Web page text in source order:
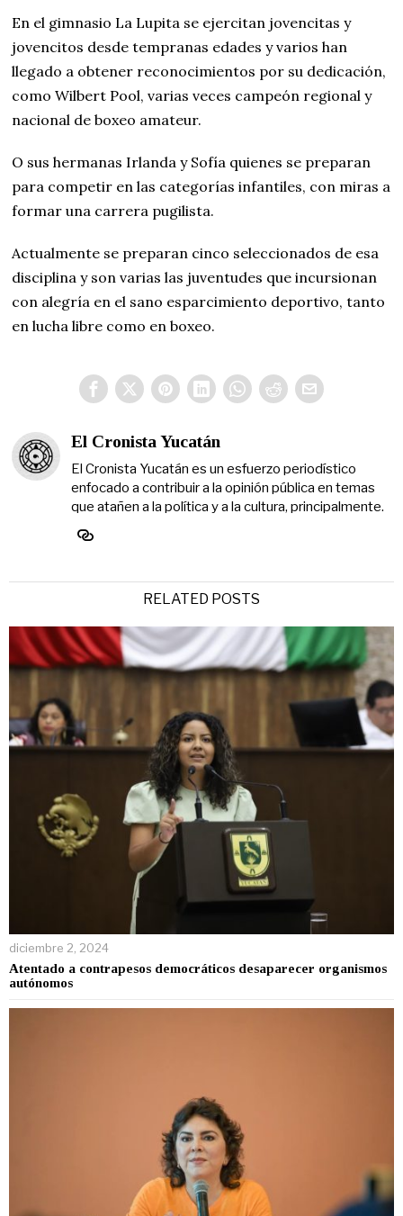
En el gimnasio La Lupita se ejercitan jovencitas y
jovencitos desde tempranas edades y varios han
llegado a obtener reconocimientos por su dedicación,
como Wilbert Pool, varias veces campeón regional y
nacional de boxeo amateur.
O sus hermanas Irlanda y Sofía quienes se preparan
para competir en las categorías infantiles, con miras a
formar una carrera pugilista.
Actualmente se preparan cinco seleccionados de esa
disciplina y son varias las juventudes que incursionan
con alegría en el sano esparcimiento deportivo, tanto
en lucha libre como en boxeo.
El Cronista Yucatán
El Cronista Yucatán es un esfuerzo periodístico
enfocado a contribuir a la opinión pública en temas
que atañen a la política y a la cultura, principalmente.
RELATED POSTS
diciembre 2, 2024
Atentado a contrapesos democráticos desaparecer organismos
autónomos